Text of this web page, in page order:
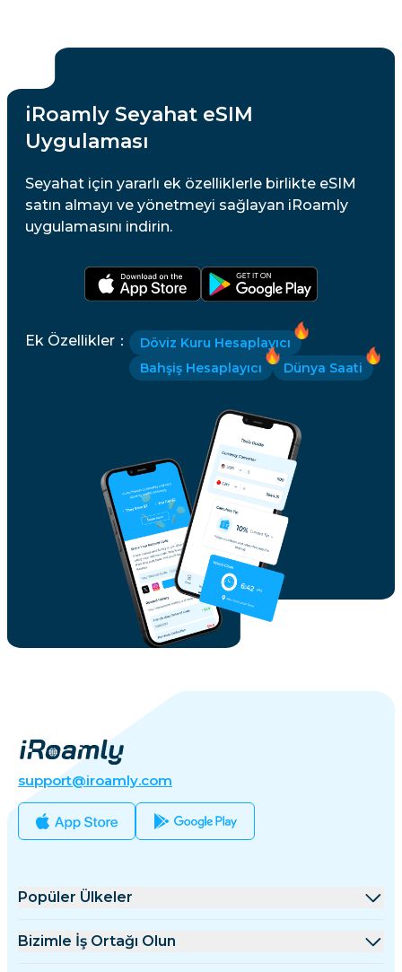
iRoamly Seyahat eSIM
Uygulaması
Seyahat için yararlı ek özelliklerle birlikte eSIM
satın almayı ve yönetmeyi sağlayan iRoamly
uygulamasını indirin.
Ek Özellikler ：
Döviz Kuru Hesaplayıcı
Bahşiş Hesaplayıcı
Dünya Saati
support@iroamly.com
Popüler Ülkeler
Amerika Birleşik Devletleri
Bizimle İş Ortağı Olun